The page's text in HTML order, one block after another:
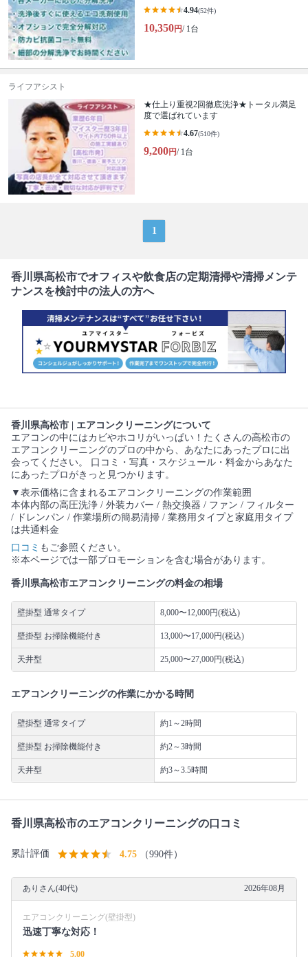
4.94(52件)
10,350円/ 1台
ライフアシスト
★仕上り重視2回徹底洗浄★トータル満足
度で選ばれています
4.67(510件)
9,200円/ 1台
1
香川県高松市でオフィスや飲食店の定期清掃や清掃メンテ
ナンスを検討中の法人の方へ
香川県高松市 | エアコンクリーニングについて
エアコンの中にはカビやホコリがいっぱい！たくさんの高松市の
エアコンクリーニングのプロの中から、あなたにあったプロに出
会ってください。 口コミ・写真・スケジュール・料金からあなた
にあったプロがきっと見つかります。
▼表示価格に含まれるエアコンクリーニングの作業範囲
本体内部の高圧洗浄 / 外装カバー / 熱交換器 / ファン / フィルター
/ ドレンパン / 作業場所の簡易清掃 / 業務用タイプと家庭用タイプ
は共通料金
口コミ もご参照ください。
※本ページでは一部プロモーションを含む場合があります。
香川県高松市エアコンクリーニングの料金の相場
壁掛型 通常タイプ 8,000〜12,000円(税込)
壁掛型 お掃除機能付き 13,000〜17,000円(税込)
天井型 25,000〜27,000円(税込)
エアコンクリーニングの作業にかかる時間
壁掛型 通常タイプ 約1～2時間
壁掛型 お掃除機能付き 約2～3時間
天井型 約3～3.5時間
香川県高松市のエアコンクリーニングの口コミ
累計評価 4.75 （990件）
ありさん(40代) 2026年08月
エアコンクリーニング(壁掛型)
迅速丁寧な対応！
5.00